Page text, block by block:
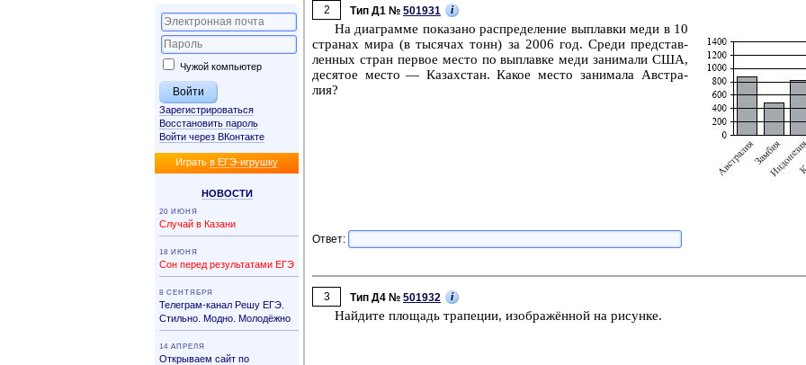
Чужой компьютер
Зарегистрироваться
Восстановить пароль
Войти через ВКонтакте
Иг­рать в ЕГЭ-иг­руш­ку
НО­ВО­СТИ
20 ИЮНЯ
Случай в Казани
18 ИЮНЯ
Сон перед результатами ЕГЭ
8 СЕНТЯБРЯ
Телеграм-канал Решу ЕГЭ.
Стильно. Модно. Молодёжно
14 АПРЕЛЯ
Открываем сайт по
2 Тип Д1 № 501931 i
На диа­грам­ме по­ка­за­но рас­пре­де­ле­ние вы­плав­ки меди в 10
стра­нах мира (в ты­ся­чах тонн) за 2006 год. Среди пред­став­
лен­ных стран пер­вое место по вы­плав­ке меди за­ни­ма­ли США,
де­ся­тое место — Ка­зах­стан. Какое место за­ни­ма­ла Ав­стра­
лия?
Ответ:
3 Тип Д4 № 501932 i
Най­ди­те пло­щадь тра­пе­ции, изоб­ражённой на ри­сун­ке.